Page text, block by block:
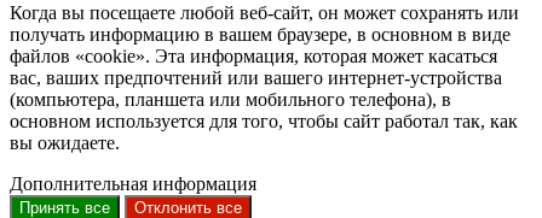
Когда вы посещаете любой веб-сайт, он может сохранять или
получать информацию в вашем браузере, в основном в виде
файлов «cookie». Эта информация, которая может касаться
вас, ваших предпочтений или вашего интернет-устройства
(компьютера, планшета или мобильного телефона), в
основном используется для того, чтобы сайт работал так, как
вы ожидаете.
Дополнительная информация
Принять все Отклонить все